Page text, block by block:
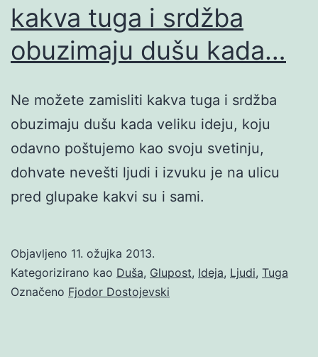
kakva tuga i srdžba
obuzimaju dušu kada…
Ne možete zamisliti kakva tuga i srdžba
obuzimaju dušu kada veliku ideju, koju
odavno poštujemo kao svoju svetinju,
dohvate nevešti ljudi i izvuku je na ulicu
pred glupake kakvi su i sami.
Objavljeno 11. ožujka 2013.
Kategorizirano kao Duša, Glupost, Ideja, Ljudi, Tuga
Označeno Fjodor Dostojevski